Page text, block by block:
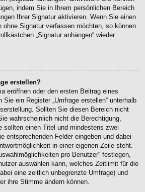
indem Sie in Ihrem persönlichen Bereich
Ihrer Signatur aktivieren. Wenn Sie einen
ohne Signatur verfassen möchten, so können
„Signatur anhängen“ wieder
erstellen?
eröffnen oder den ersten Beitrag eines
ein Register „Umfrage erstellen“ unterhalb
Sollten Sie diesen Bereich nicht
wahrscheinlich nicht die Berechtigung,
sollten einen Titel und mindestens zwei
entsprechenden Felder eingeben und dabei
in einer eigenen Zeile steht.
pro Benutzer“ festlegen,
auswählen kann, welches Zeitlimit für die
eine zeitlich unbegrenzte Umfrage) und
ihre Stimme ändern können.